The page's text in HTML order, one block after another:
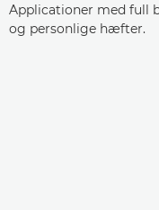
Applicationer med full
og personlige hæfter.